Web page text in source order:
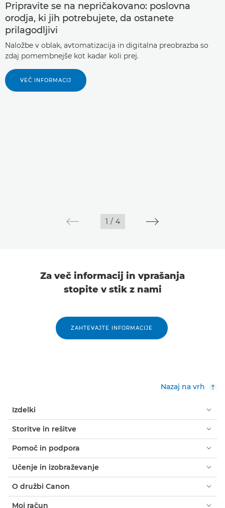
Pripravite se na nepričakovano: poslovna
orodja, ki jih potrebujete, da ostanete
prilagodljivi
Naložbe v oblak, avtomatizacija in digitalna preobrazba so
zdaj pomembnejše kot kadar koli prej.
VEČ INFORMACIJ
1 / 4
Za več informacij in vprašanja
stopite v stik z nami
ZAHTEVAJTE INFORMACIJE
Nazaj na vrh
Izdelki
Storitve in rešitve
Pomoč in podpora
Učenje in izobraževanje
O družbi Canon
Moj račun